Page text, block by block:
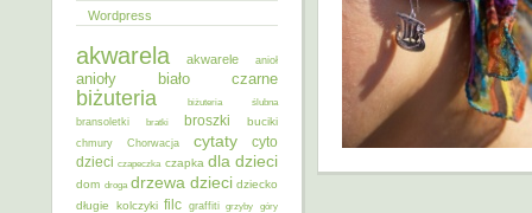
Wordpress
akwarela akwarele anioł
anioły biało czarne
biżuteria
biżuteria ślubna
bransoletki
bratki broszki buciki
chmury Chorwacja cytaty
cyto
dzieci czapeczka czapka dla dzieci
dom droga drzewa dzieci dziecko
długie kolczyki filc graffiti grzyby góry